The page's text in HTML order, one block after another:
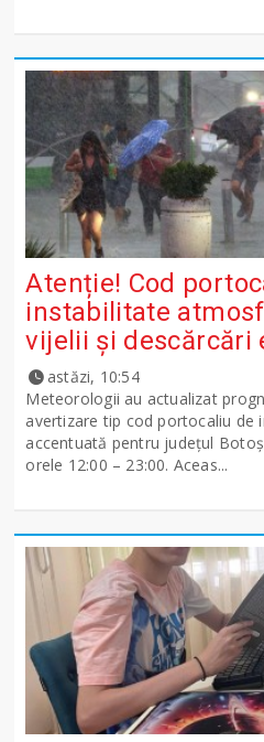
Atenție! Cod
instabilitate
vijelii și descărcări
astăzi, 10:54
Meteorologii au actualizat
avertizare tip cod portocaliu de
accentuată pentru județul
orele 12:00 – 23:00. Aceas...